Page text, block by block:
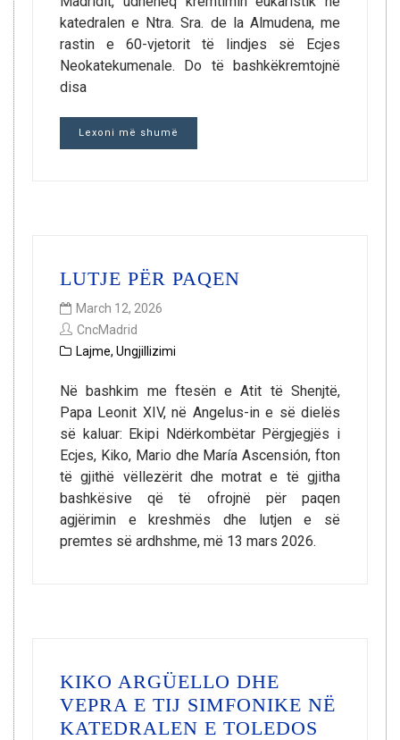
katedralen e Ntra. Sra. de la Almudena, me
rastin e 60-vjetorit të lindjes së Ecjes
Neokatekumenale. Do të bashkëkremtojnë
disa
Lexoni më shumë
LUTJE PËR PAQEN
March 12, 2026
CncMadrid
Lajme, Ungjillizimi
Në bashkim me ftesën e Atit të Shenjtë,
Papa Leonit XIV, në Angelus-in e së dielës
së kaluar: Ekipi Ndërkombëtar Përgjegjës i
Ecjes, Kiko, Mario dhe María Ascensión, fton
të gjithë vëllezërit dhe motrat e të gjitha
bashkësive që të ofrojnë për paqen
agjërimin e kreshmës dhe lutjen e së
premtes së ardhshme, më 13 mars 2026.
KIKO ARGÜELLO DHE
VEPRA E TIJ SIMFONIKE NË
KATEDRALEN E TOLEDOS